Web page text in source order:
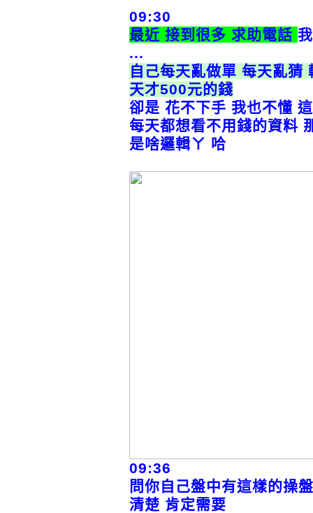
09:30
最近 接到很多 求助電話
...
自己每天亂做單 每天亂猜
天才500元的錢
卻是 花不下手 我也不懂
每天都想看不用錢的資料
是啥邏輯ㄚ 哈
09:36
問你自己盤中有這樣的操
清楚 肯定需要